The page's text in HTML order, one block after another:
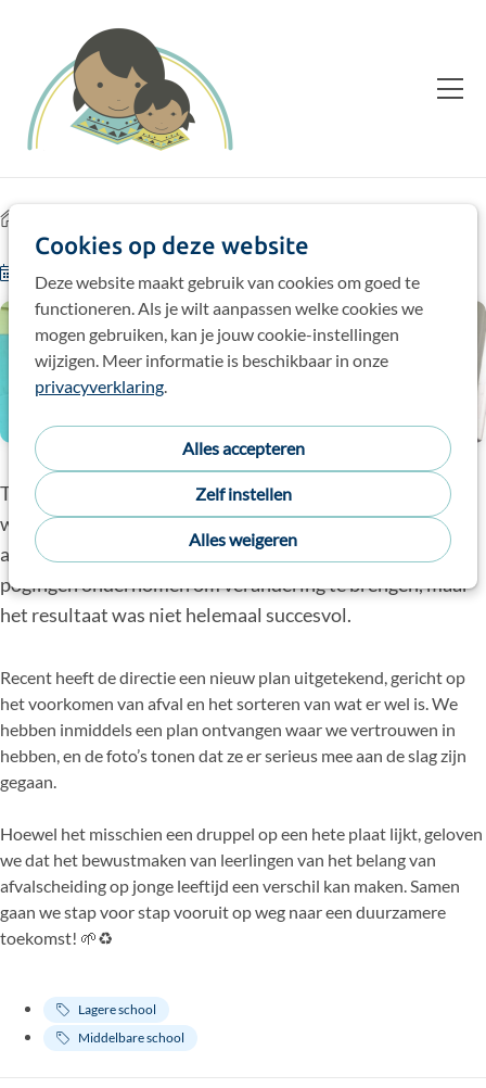
Cookies op deze website
Deze website maakt gebruik van cookies om goed te
functioneren. Als je wilt aanpassen welke cookies we
mogen gebruiken, kan je jouw cookie-instellingen
wijzigen. Meer informatie is beschikbaar in onze
privacyverklaring.
Alles accepteren
Zelf instellen
Alles weigeren
Tijdens ons vorige werkbezoek aan Guatemala merkten
we dat er nog veel werk te doen is op het gebied van
afvalbeheer op onze school. We hebben in het verleden al
pogingen ondernomen om verandering te brengen, maar
het resultaat was niet helemaal succesvol.
Recent heeft de directie een nieuw plan uitgetekend, gericht op
het voorkomen van afval en het sorteren van wat er wel is. We
hebben inmiddels een plan ontvangen waar we vertrouwen in
hebben, en de foto’s tonen dat ze er serieus mee aan de slag zijn
gegaan.
Hoewel het misschien een druppel op een hete plaat lijkt, geloven
we dat het bewustmaken van leerlingen van het belang van
afvalscheiding op jonge leeftijd een verschil kan maken. Samen
gaan we stap voor stap vooruit op weg naar een duurzamere
toekomst! 🌱♻️
Lagere school
Middelbare school